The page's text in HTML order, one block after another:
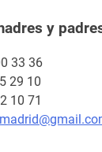
y
33 36
29 10
10 71